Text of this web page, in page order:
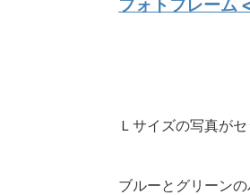
フォトフレー
Ｌサイズの写真が
ブルーとグリーン